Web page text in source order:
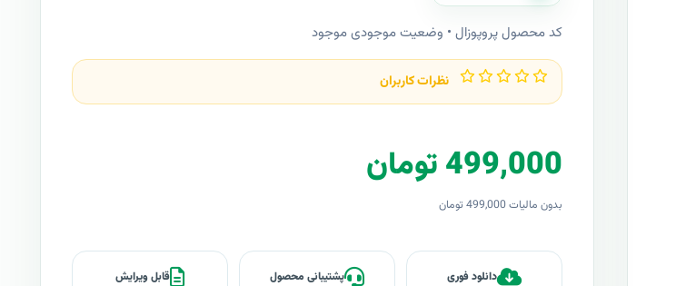
کد محصول پروپوزال • وضعیت موجودی موجود
نظرات کاربران
499,000 تومان
بدون مالیات 499,000 تومان
دانلود فوری پشتیبانی محصول قابل ویرایش